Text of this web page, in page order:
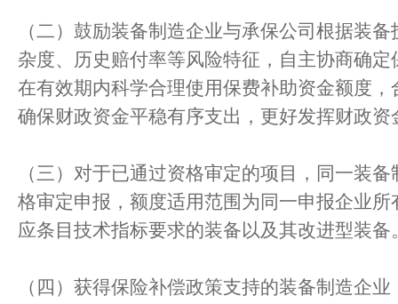
（二）鼓励装备制造企业与承保公司根据装
杂度、历史赔付率等风险特征，自主协商确
在有效期内科学合理使用保费补助资金额度
确保财政资金平稳有序支出，更好发挥财政
（三）对于已通过资格审定的项目，同一装
格审定申报，额度适用范围为同一申报企业
应条目技术指标要求的装备以及其改进型装
（四）获得保险补偿政策支持的装备制造企